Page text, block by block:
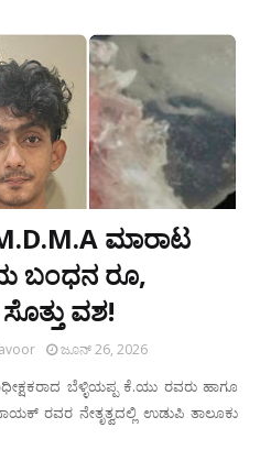
ಮಾರಾಟ
ಬಂಧನ ರೂ,
ವಶ!
ಜೂನ್ 26, 2026
ಬೆಳ್ಳಿಯಪ್ಪ ಕೆ.ಯು ರವರು ಹಾಗೂ
ರವರ ನೇತೃತ್ವದಲ್ಲಿ ಉಡುಪಿ ತಾಲೂಕು